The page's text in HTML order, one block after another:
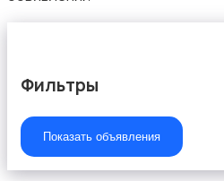
Фильтры
Показать объявления